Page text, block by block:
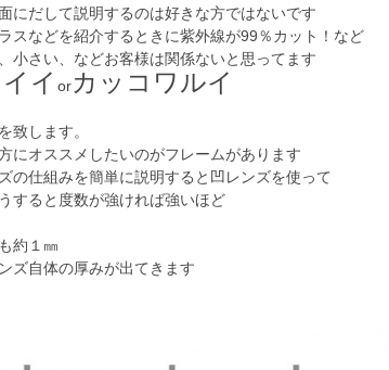
にだして説明するのは好きな方ではないです
スなどを紹介するときに紫外線が99％カット！など
小さい、などお客様は関係ないと思ってます
イ orカッコワルイ
致します。
にオススメしたいのがフレームがあります
の仕組みを簡単に説明すると凹レンズを使って
すると度数が強ければ強いほど
約１㎜
ズ自体の厚みが出てきます